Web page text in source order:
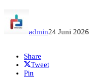
admin24 Juni 2026
Share
Tweet
Pin